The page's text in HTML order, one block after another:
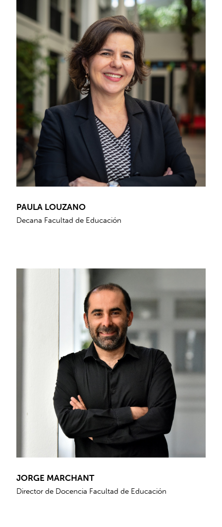
PAULA LOUZANO
Decana Facultad de Educación
JORGE MARCHANT
Director de Docencia Facultad de Educación